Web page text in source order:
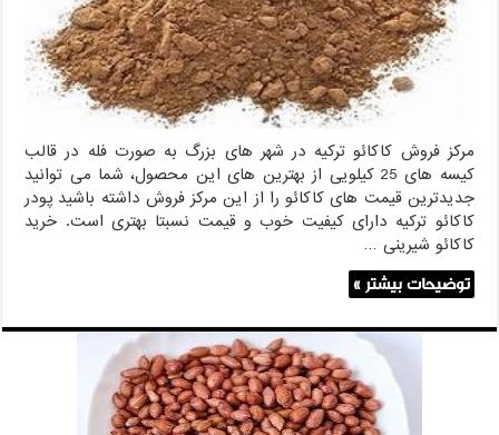
مرکز فروش کاکائو ترکیه در شهر های بزرگ به صورت فله در قالب
کیسه های 25 کیلویی از بهترین های این محصول، شما می توانید
جدیدترین قیمت های کاکائو را از این مرکز فروش داشته باشید پودر
کاکائو ترکیه دارای کیفیت خوب و قیمت نسبتا بهتری است. خرید
کاکائو شیرینی …
توضیحات بیشتر »